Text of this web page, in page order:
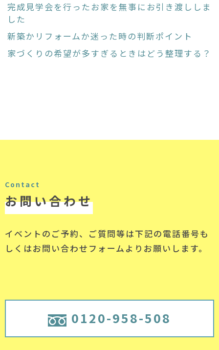
完成見学会を行ったお家を無事にお引き渡ししま
した
新築かリフォームか迷った時の判断ポイント
家づくりの希望が多すぎるときはどう整理する？
Contact
お問い合わせ
イベントのご予約、ご質問等は下記の電話番号も
しくはお問い合わせフォームよりお願いします。
0120-958-508